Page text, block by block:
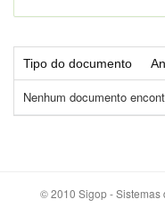
Tipo do documento
Nenhum documento
© 2010 Sigop - Sistemas